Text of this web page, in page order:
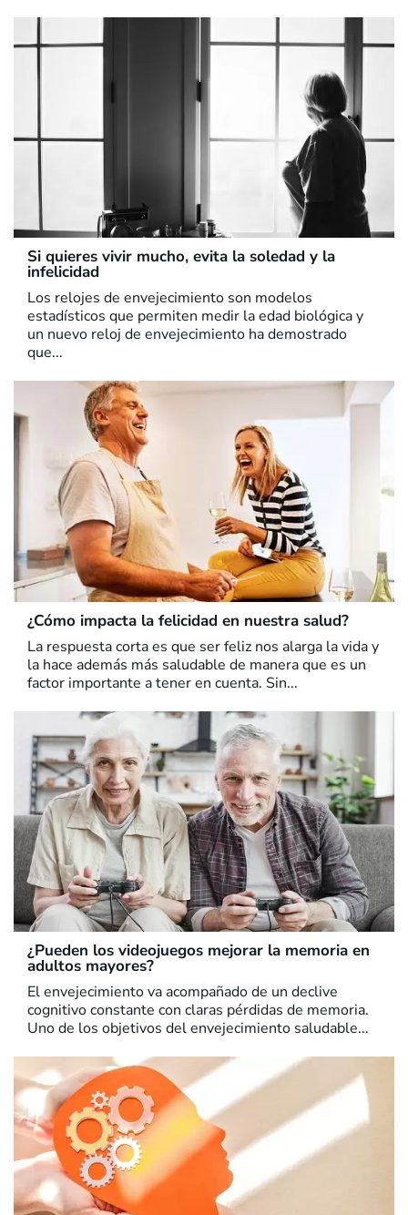
Si quieres vivir mucho, evita la soledad y la
infelicidad
Los relojes de envejecimiento son modelos
estadísticos que permiten medir la edad biológica y
un nuevo reloj de envejecimiento ha demostrado
que...
¿Cómo impacta la felicidad en nuestra salud?
La respuesta corta es que ser feliz nos alarga la vida y
la hace además más saludable de manera que es un
factor importante a tener en cuenta. Sin...
¿Pueden los videojuegos mejorar la memoria en
adultos mayores?
El envejecimiento va acompañado de un declive
cognitivo constante con claras pérdidas de memoria.
Uno de los objetivos del envejecimiento saludable...